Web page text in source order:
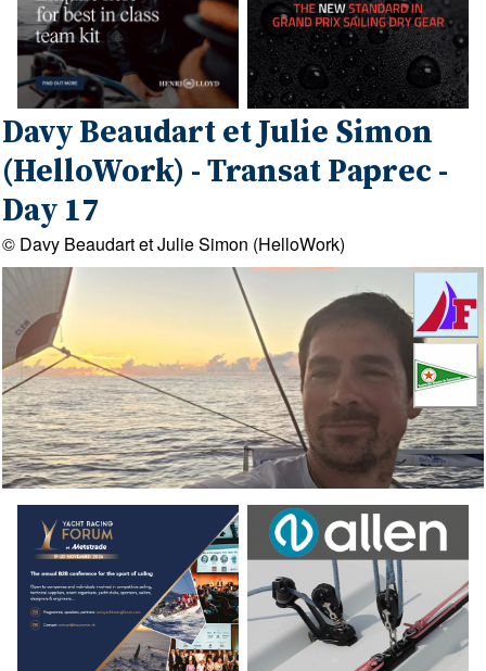
Davy Beaudart et Julie Simon
(HelloWork) - Transat Paprec -
Day 17
© Davy Beaudart et Julie Simon (HelloWork)